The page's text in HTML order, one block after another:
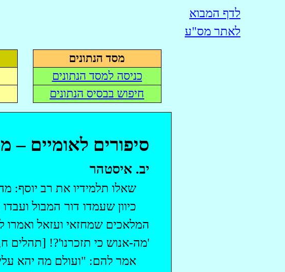
לדף המבוא
לאתר מס"ע
מסד הנתונים
כניסה למסד הנתונים
חיפוש בבסיס הנתונים
סיפורים לאומיים –
יב. איסטהר
‏שאלו תלמידיו את רב יוסף:
כיוון שעמדו דור המבול
המלאכים שמחזאי ועזאל ואמרו
'מה-אנוש כי תזכרנו'?! [תהלים
אמר להם: "ועולם מה יהא